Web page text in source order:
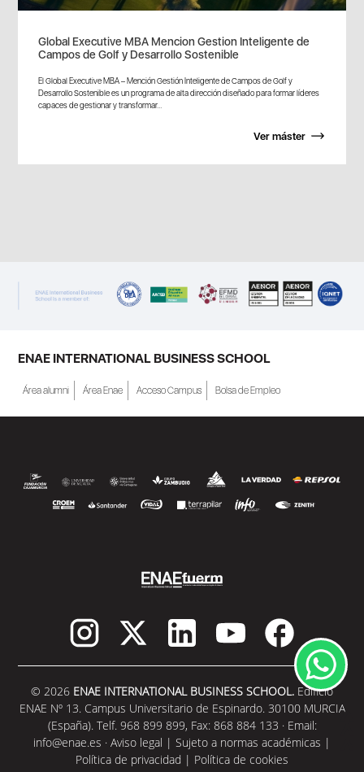
Global Executive MBA Mencion Gestion Inteligente de
Campos de Golf y Desarrollo Sostenible
El Global Executive MBA – Mención Gestión Inteligente de Campos de Golf y
Desarrollo Sostenible es un programa de alta dirección diseñado para formar líderes
capaces de gestionar y transformar...
Ver máster
ENAE INTERNATIONAL BUSINESS SCHOOL
Área alumni Área Enae Acceso Campus Bolsa de Empleo
© 2026 ENAE INTERNATIONAL BUSINESS SCHOOL. Edificio
ENAE Nº 13. Campus Universitario de Espinardo. 30100 MURCIA
(España). Telf. 968 899 899, Fax: 868 884 133 · Email:
info@enae.es · Aviso legal | Sujeto a normas académicas |
Política de privacidad | Política de cookies